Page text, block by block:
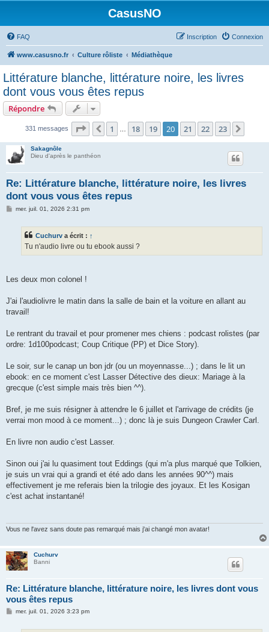
CasusNO
FAQ Connexion
Inscription
www.casusno.fr Culture rôliste Médiathèque
Littérature blanche, littérature noire, les livres
dont vous vous êtes repus
Répondre
331 messages Page 20 sur 23
Précédent
1 18 19 20 21 22 23
Sakagnôle
Dieu d'après le panthéon
Re: Littérature blanche, littérature noire, les livres
dont vous vous êtes repus
Mmer. juil. 01, 2026 2:31 pm
Cuchurv a écrit : ↑
Tu n'audio livre ou tu ebook aussi ?
Les deux mon colonel !
J'ai l'audiolivre le matin dans la salle de bain et la voiture en allant au
travail!
Le rentrant du travail et pour promener mes chiens : podcast rolistes (par
ordre: 1d100podcast; Coup Critique (PP) et Dice Story).
Le soir, sur le canap un bon jdr (ou un moyennasse...) ; dans le lit un
ebook: en ce moment c'est Lasser Détective des dieux: Mariage à la
grecque (c'est simple mais très bien ^^).
Bref, je me suis résigner à attendre le 6 juillet et l'arrivage de crédits (je
verrai mon mood à ce moment...) ; donc là je suis Dungeon Crawler Carl.
En livre non audio c'est Lasser.
Sinon oui j'ai lu quasiment tout Eddings (qui m'a plus marqué que Tolkien,
je suis un vrai qui a grandi et été ado dans les années 90^^) mais
effectivement je me referais bien la trilogie des joyaux. Et les Kosigan
c'est achat instantané!
Vous ne l'avez sans doute pas remarqué mais j'ai changé mon avatar!
Cuchurv
Banni
Re: Littérature blanche, littérature noire, les livres dont vous
vous êtes repus
Mmer. juil. 01, 2026 3:23 pm